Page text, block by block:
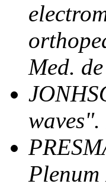
Med.
Plenum